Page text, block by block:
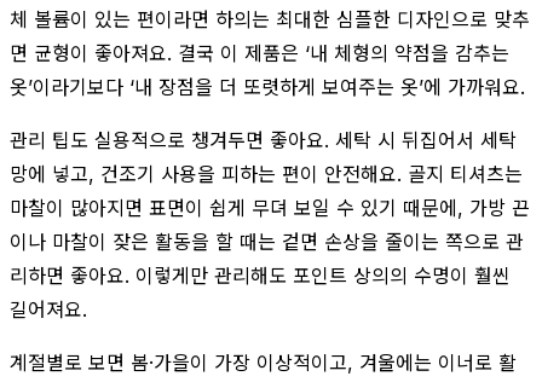
체 볼륨이 있는 편이라면 하의는 최대한 심플한 디자인으로 맞추
면 균형이 좋아져요. 결국 이 제품은 ‘내 체형의 약점을 감추는
옷’이라기보다 ‘내 장점을 더 또렷하게 보여주는 옷’에 가까워요.
관리 팁도 실용적으로 챙겨두면 좋아요. 세탁 시 뒤집어서 세탁
망에 넣고, 건조기 사용을 피하는 편이 안전해요. 골지 티셔츠는
마찰이 많아지면 표면이 쉽게 무뎌 보일 수 있기 때문에, 가방 끈
이나 마찰이 잦은 활동을 할 때는 겉면 손상을 줄이는 쪽으로 관
리하면 좋아요. 이렇게만 관리해도 포인트 상의의 수명이 훨씬
길어져요.
계절별로 보면 봄·가을이 가장 이상적이고, 겨울에는 이너로 활